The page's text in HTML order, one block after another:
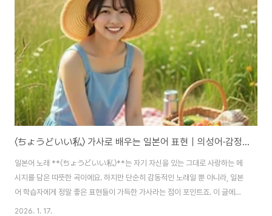
てる(~해버리다, 끝장나다)'**를 붙여 강조의 의미를 더했습니다. 더 이상 쥐
어짤 희망조차 없는 절망적인 상태를 뜻합니다.彷徨う (さまよう): 정처 없이
헤매다, 방황하다.htt..
〈ちょうどいい私〉 가사로 배우는 일본어 표현｜의성어·감정표현·문법까지 한 번에 정리
일본어 노래 **〈ちょうどいい私〉**는 자기 자신을 있는 그대로 사랑하는 메
시지를 담은 따뜻한 곡이에요. 하지만 단순히 감동적인 노래일 뿐 아니라, 일본
어 학습자에게 정말 좋은 표현들이 가득한 가사라는 점이 포인트죠. 이 글에서
는 가사 속에 등장하는 ✔ 일상 회화에서 자주 쓰는 표현 ✔ 감정 표현 ✔ 일본
2026. 1. 17.